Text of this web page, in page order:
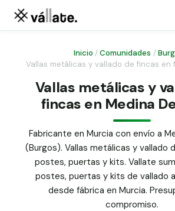
Malla ganadera
Malla simple torsión
Malla triple torsión
Panel malla H.
Puerta abatible dos hojas
Puerta acceso peatonal
Poste malla Hércules
Poste malla simple torsión
Alambre de espino galvanizado
Inicio /Comunidades /
Vallas metálicas y vallado de fincas en
Vallas metálicas y
fincas en Medina
Fabricante en Murcia con envío a
(Burgos). Vallas metálicas y vallado
postes, puertas y kits. Vallate
postes, puertas y kits de vallado
desde fábrica en Murcia.
compromiso.